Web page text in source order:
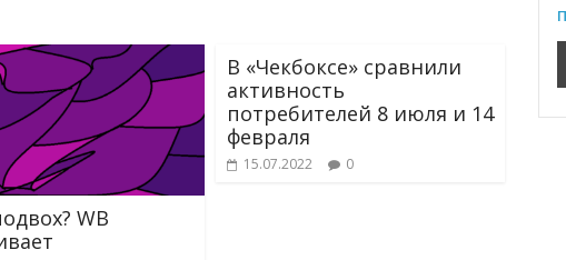
WB
В «Чекбоксе» сравнили
активность
потребителей 8 июля и 14
февраля
15.07.2022 0